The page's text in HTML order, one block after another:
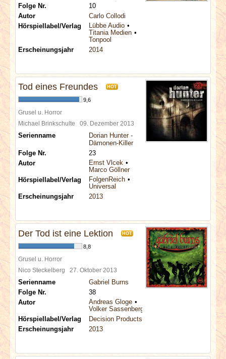
Folge Nr.
10
Autor
Carlo Collodi
Hörspiellabel/Verlag
Lübbe Audio
Titania Medien
Tonpool
Erscheinungsjahr
2014
Tod eines Freundes HOT
9,6
Grusel u. Horror
Michael Brinkschulte 09. Dezember 2013
Serienname
Dorian Hunter -
Dämonen-Killer
Folge Nr.
23
Autor
Ernst Vlcek
Marco Göllner
Hörspiellabel/Verlag
FolgenReich
Universal
Erscheinungsjahr
2013
Der Tod ist eine Lektion HOT
8,8
Grusel u. Horror
Nico Steckelberg 27. Oktober 2013
Serienname
Gabriel Burns
Folge Nr.
38
Autor
Andreas Gloge
Volker Sassenberg
Hörspiellabel/Verlag
Decision Products
Erscheinungsjahr
2013